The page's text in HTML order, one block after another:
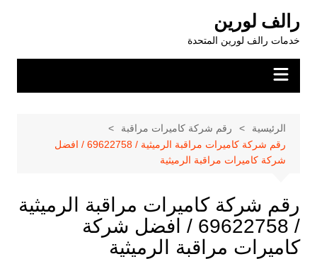
المحتوى
رالف لورين
خدمات رالف لورين المتحدة
الرئيسية
رقم شركة كاميرات مراقبة
رقم شركة كاميرات مراقبة الرميثية / 69622758 / افضل
شركة كاميرات مراقبة الرميثية
رقم شركة كاميرات مراقبة الرميثية
/ 69622758 / افضل شركة
كاميرات مراقبة الرميثية